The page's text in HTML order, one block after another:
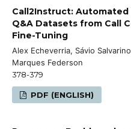
Call2Instruct:
Q&A Datasets from Call
Fine-Tuning
Alex Echeverria, Sávio
Marques Federson
378-379
PDF (ENGLISH)